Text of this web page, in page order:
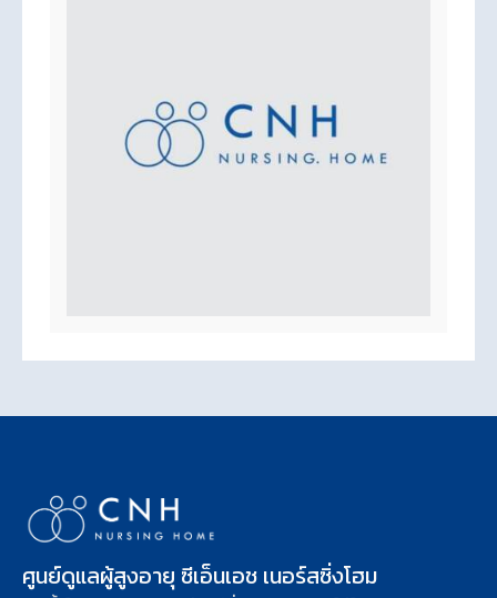
ศูนย์ดูแลผู้สูงอายุ ซีเอ็นเอช เนอร์สซิ่งโฮม